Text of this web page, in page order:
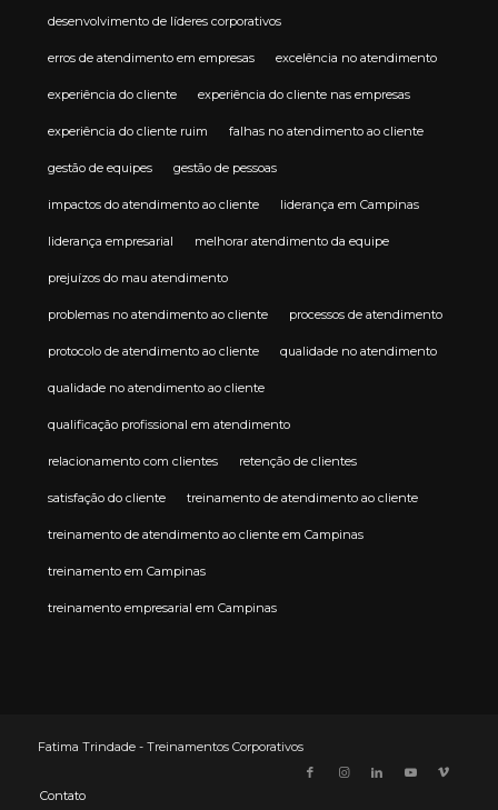
desenvolvimento de líderes corporativos
erros de atendimento em empresas excelência no atendimento
experiência do cliente experiência do cliente nas empresas
experiência do cliente ruim falhas no atendimento ao cliente
gestão de equipes gestão de pessoas
impactos do atendimento ao cliente liderança em Campinas
liderança empresarial melhorar atendimento da equipe
prejuízos do mau atendimento
problemas no atendimento ao cliente processos de atendimento
protocolo de atendimento ao cliente qualidade no atendimento
qualidade no atendimento ao cliente
qualificação profissional em atendimento
relacionamento com clientes retenção de clientes
satisfação do cliente treinamento de atendimento ao cliente
treinamento de atendimento ao cliente em Campinas
treinamento em Campinas
treinamento empresarial em Campinas
Fatima Trindade - Treinamentos Corporativos
Contato